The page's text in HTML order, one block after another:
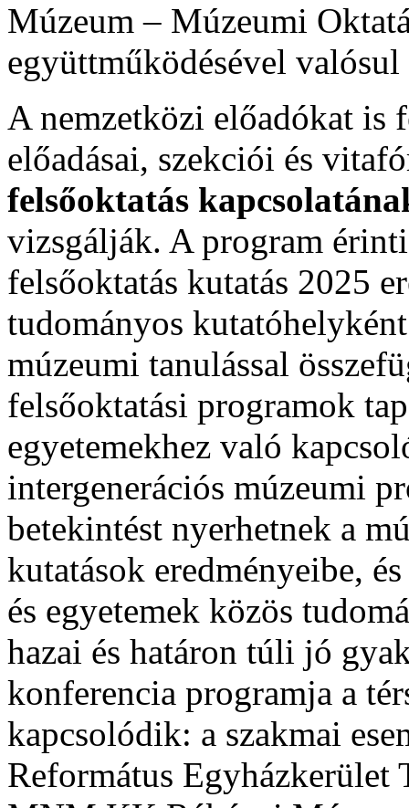
Múzeum – Múzeumi
együttműködésével valósul
A nemzetközi előadókat is
előadásai, szekciói és
felsőoktatás
vizsgálják. A program
felsőoktatás kutatás 2025
tudományos
múzeumi tanulással
felsőoktatási programok
egyetemekhez való
intergenerációs múzeumi
betekintést nyerhetnek a
kutatások eredményeibe,
és egyetemek közös
hazai és határon túli jó
konferencia programja a
kapcsolódik: a szakmai
Református Egyházkerület